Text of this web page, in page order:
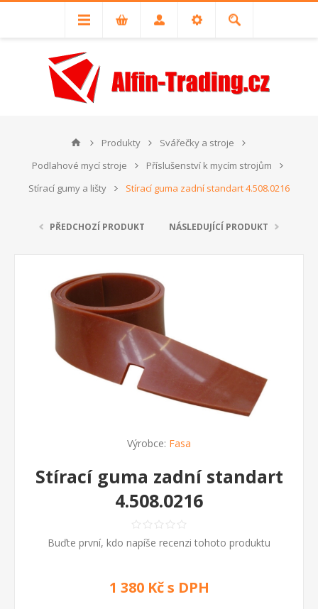
Produkty
Svářečky a stroje
Podlahové mycí stroje
Příslušenství k mycím strojům
Stírací gumy a lišty
Stírací guma zadní standart 4.508.0216
PŘEDCHOZÍ PRODUKT NÁSLEDUJÍCÍ PRODUKT
Výrobce: Fasa
Stírací guma zadní standart
4.508.0216
Buďte první, kdo napíše recenzi tohoto produktu
1 380 Kč s DPH